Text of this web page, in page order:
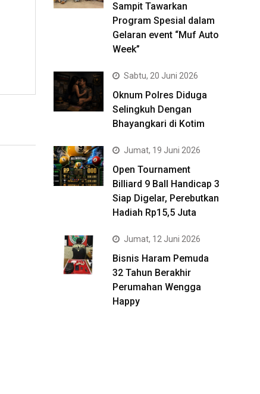
Sampit Tawarkan
Program Spesial dalam
Gelaran event “Muf Auto
Week”
Sabtu, 20 Juni 2026
Oknum Polres Diduga
Selingkuh Dengan
Bhayangkari di Kotim
Jumat, 19 Juni 2026
Open Tournament
Billiard 9 Ball Handicap 3
Siap Digelar, Perebutkan
Hadiah Rp15,5 Juta
Jumat, 12 Juni 2026
Bisnis Haram Pemuda
32 Tahun Berakhir
Perumahan Wengga
Happy